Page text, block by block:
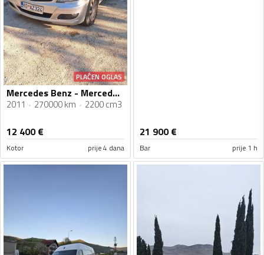
PLAĆEN OGLAS
Mercedes Benz - Mercedes Vito
2011 270000 km 2200 cm3
12 400€
Kotor prije 4 dana
21 900€
Bar prije 1 h